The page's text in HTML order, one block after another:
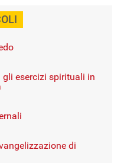
gli esercizi spirituali in
di